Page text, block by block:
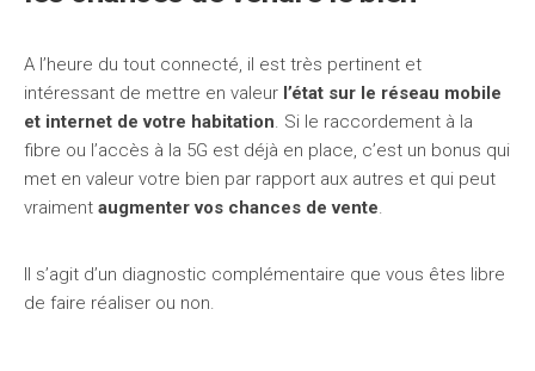
A l’heure du tout connecté, il est très pertinent et
intéressant de mettre en valeur l’état sur le réseau mobile
et internet de votre habitation. Si le raccordement à la
fibre ou l’accès à la 5G est déjà en place, c’est un bonus qui
met en valeur votre bien par rapport aux autres et qui peut
vraiment augmenter vos chances de vente.
Il s’agit d’un diagnostic complémentaire que vous êtes libre
de faire réaliser ou non.